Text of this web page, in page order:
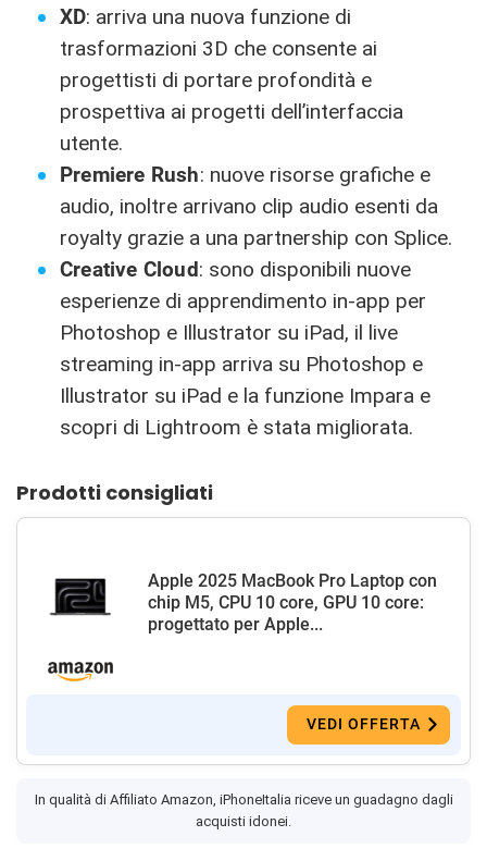
XD: arriva una nuova funzione di
trasformazioni 3D che consente ai
progettisti di portare profondità e
prospettiva ai progetti dell’interfaccia
utente.
Premiere Rush: nuove risorse grafiche e
audio, inoltre arrivano clip audio esenti da
royalty grazie a una partnership con Splice.
Creative Cloud: sono disponibili nuove
esperienze di apprendimento in-app per
Photoshop e Illustrator su ‌iPad‌, il live
streaming in-app arriva su Photoshop e
Illustrator su ‌iPad‌ e la funzione Impara e
scopri di Lightroom è stata migliorata.
Prodotti consigliati
Apple 2025 MacBook Pro Laptop con
chip M5, CPU 10 core, GPU 10 core:
progettato per Apple...
VEDI OFFERTA
In qualità di Affiliato Amazon, iPhoneItalia riceve un guadagno dagli
acquisti idonei.